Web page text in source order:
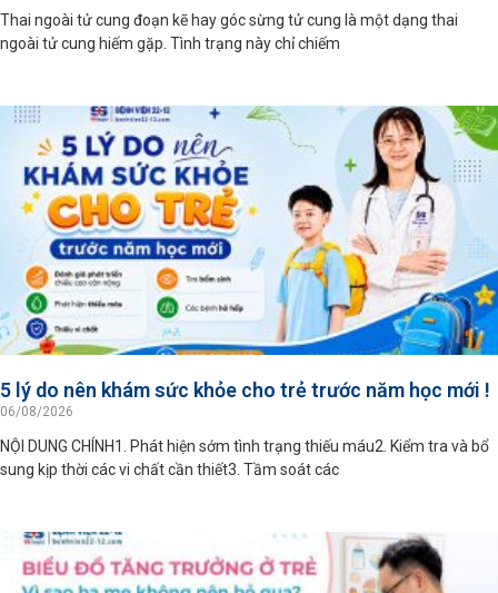
Thai ngoài tử cung đoạn kẽ hay góc sừng tử cung là một dạng thai
ngoài tử cung hiếm gặp. Tình trạng này chỉ chiếm
5 lý do nên khám sức khỏe cho trẻ trước năm học mới !
06/08/2026
NỘI DUNG CHÍNH1. Phát hiện sớm tình trạng thiếu máu2. Kiểm tra và bổ
sung kịp thời các vi chất cần thiết3. Tầm soát các